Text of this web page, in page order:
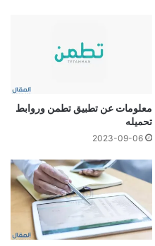
معلومات عن تطبيق تطمن وروابط
تحميله
2023-09-06